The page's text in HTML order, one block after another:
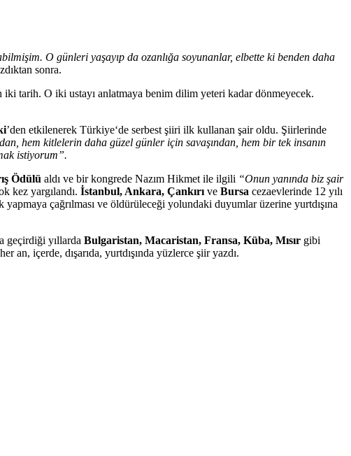
O günleri yaşayıp da ozanlığa soyunanlar, elbette ki benden daha
sonra.
iki tarih. O iki ustayı anlatmaya benim dilim yeteri kadar dönmeyecek.
’den etkilenerek Türkiye‘de serbest şiiri ilk kullanan şair oldu. Şiirlerinde
hem kitlelerin daha güzel günler için savaşından, hem bir tek insanın
istiyorum”.
Ödülü aldı ve bir kongrede Nazım Hikmet ile ilgili “Onun yanında biz şair
kez yargılandı. İstanbul, Ankara, Çankırı ve Bursa cezaevlerinde 12 yılı
çağrılması ve öldürüleceği yolundaki duyumlar üzerine yurtdışına
geçirdiği yıllarda Bulgaristan, Macaristan, Fransa, Küba, Mısır gibi
an, içerde, dışarıda, yurtdışında yüzlerce şiir yazdı.